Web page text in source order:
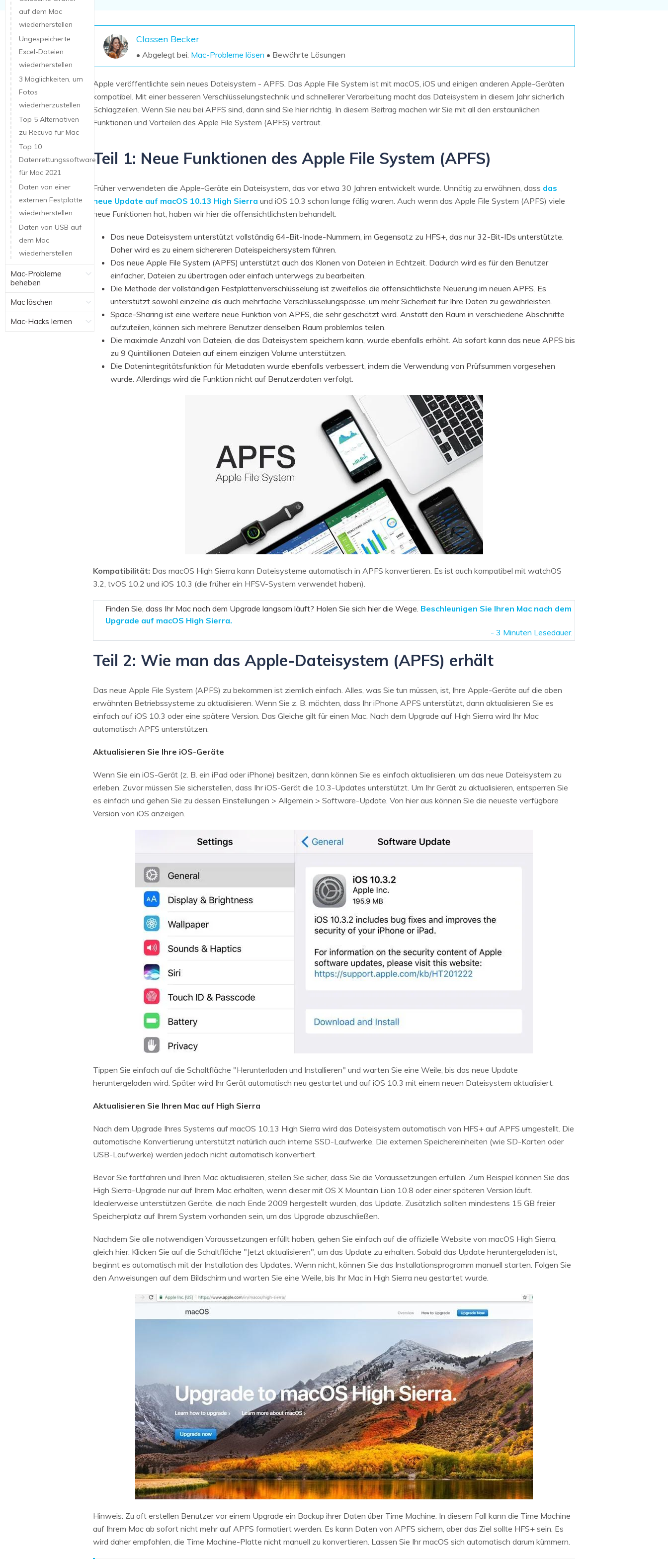
Mac-Papierkorb-Wiederherstellung
Neu
Email-
WiederherstellungWiederherstellung
Datenrettung
Neu
Werkseinstellung
Classen Becker
• Abgelegt bei: Mac-Probleme lösen • Bewährte Lösungen
Apple veröffentlichte sein neues Dateisystem - APFS. Das Apple File System ist mit macOS, iOS und einigen anderen Apple-Geräten
kompatibel. Mit einer besseren Verschlüsselungstechnik und schnellerer Verarbeitung macht das Dateisystem in diesem Jahr sicherlich
Schlagzeilen. Wenn Sie neu bei APFS sind, dann sind Sie hier richtig. In diesem Beitrag machen wir Sie mit all den erstaunlichen
Funktionen und Vorteilen des Apple File System (APFS) vertraut.
Teil 1: Neue Funktionen des Apple File System (APFS)
Früher verwendeten die Apple-Geräte ein Dateisystem, das vor etwa 30 Jahren entwickelt wurde. Unnötig zu erwähnen, dass das
neue Update auf macOS 10.13 High Sierra und iOS 10.3 schon lange fällig waren. Auch wenn das Apple File System (APFS) viele
neue Funktionen hat, haben wir hier die offensichtlichsten behandelt.
Das neue Dateisystem unterstützt vollständig 64-Bit-Inode-Nummern, im Gegensatz zu HFS+, das nur 32-Bit-IDs unterstützte.
Daher wird es zu einem sichereren Dateispeichersystem führen.
Das neue Apple File System (APFS) unterstützt auch das Klonen von Dateien in Echtzeit. Dadurch wird es für den Benutzer
einfacher, Dateien zu übertragen oder einfach unterwegs zu bearbeiten.
Die Methode der vollständigen Festplattenverschlüsselung ist zweifellos die offensichtlichste Neuerung im neuen APFS. Es
unterstützt sowohl einzelne als auch mehrfache Verschlüsselungspässe, um mehr Sicherheit für Ihre Daten zu gewährleisten.
Space-Sharing ist eine weitere neue Funktion von APFS, die sehr geschätzt wird. Anstatt den Raum in verschiedene Abschnitte
aufzuteilen, können sich mehrere Benutzer denselben Raum problemlos teilen.
Die maximale Anzahl von Dateien, die das Dateisystem speichern kann, wurde ebenfalls erhöht. Ab sofort kann das neue APFS bis
zu 9 Quintillionen Dateien auf einem einzigen Volume unterstützen.
Die Datenintegritätsfunktion für Metadaten wurde ebenfalls verbessert, indem die Verwendung von Prüfsummen vorgesehen
wurde. Allerdings wird die Funktion nicht auf Benutzerdaten verfolgt.
Kompatibilität: Das macOS High Sierra kann Dateisysteme automatisch in APFS konvertieren. Es ist auch kompatibel mit watchOS
3.2, tvOS 10.2 und iOS 10.3 (die früher ein HFSV-System verwendet haben).
Finden Sie, dass Ihr Mac nach dem Upgrade langsam läuft? Holen Sie sich hier die Wege. Beschleunigen Sie Ihren Mac nach dem
Upgrade auf macOS High Sierra.
- 3 Minuten Lesedauer.
Teil 2: Wie man das Apple-Dateisystem (APFS) erhält
Das neue Apple File System (APFS) zu bekommen ist ziemlich einfach. Alles, was Sie tun müssen, ist, Ihre Apple-Geräte auf die oben
erwähnten Betriebssysteme zu aktualisieren. Wenn Sie z. B. möchten, dass Ihr iPhone APFS unterstützt, dann aktualisieren Sie es
einfach auf iOS 10.3 oder eine spätere Version. Das Gleiche gilt für einen Mac. Nach dem Upgrade auf High Sierra wird Ihr Mac
automatisch APFS unterstützen.
Aktualisieren Sie Ihre iOS-Geräte
Wenn Sie ein iOS-Gerät (z. B. ein iPad oder iPhone) besitzen, dann können Sie es einfach aktualisieren, um das neue Dateisystem zu
erleben. Zuvor müssen Sie sicherstellen, dass Ihr iOS-Gerät die 10.3-Updates unterstützt. Um Ihr Gerät zu aktualisieren, entsperren Sie
es einfach und gehen Sie zu dessen Einstellungen > Allgemein > Software-Update. Von hier aus können Sie die neueste verfügbare
Version von iOS anzeigen.
Tippen Sie einfach auf die Schaltfläche "Herunterladen und Installieren" und warten Sie eine Weile, bis das neue Update
heruntergeladen wird. Später wird Ihr Gerät automatisch neu gestartet und auf iOS 10.3 mit einem neuen Dateisystem aktualisiert.
Aktualisieren Sie Ihren Mac auf High Sierra
Nach dem Upgrade Ihres Systems auf macOS 10.13 High Sierra wird das Dateisystem automatisch von HFS+ auf APFS umgestellt. Die
automatische Konvertierung unterstützt natürlich auch interne SSD-Laufwerke. Die externen Speichereinheiten (wie SD-Karten oder
USB-Laufwerke) werden jedoch nicht automatisch konvertiert.
Bevor Sie fortfahren und Ihren Mac aktualisieren, stellen Sie sicher, dass Sie die Voraussetzungen erfüllen. Zum Beispiel können Sie das
High Sierra-Upgrade nur auf Ihrem Mac erhalten, wenn dieser mit OS X Mountain Lion 10.8 oder einer späteren Version läuft.
Idealerweise unterstützen Geräte, die nach Ende 2009 hergestellt wurden, das Update. Zusätzlich sollten mindestens 15 GB freier
Speicherplatz auf Ihrem System vorhanden sein, um das Upgrade abzuschließen.
Nachdem Sie alle notwendigen Voraussetzungen erfüllt haben, gehen Sie einfach auf die offizielle Website von macOS High Sierra,
gleich hier. Klicken Sie auf die Schaltfläche "Jetzt aktualisieren", um das Update zu erhalten. Sobald das Update heruntergeladen ist,
beginnt es automatisch mit der Installation des Updates. Wenn nicht, können Sie das Installationsprogramm manuell starten. Folgen Sie
den Anweisungen auf dem Bildschirm und warten Sie eine Weile, bis Ihr Mac in High Sierra neu gestartet wurde.
Hinweis: Zu oft erstellen Benutzer vor einem Upgrade ein Backup ihrer Daten über Time Machine. In diesem Fall kann die Time Machine
auf Ihrem Mac ab sofort nicht mehr auf APFS formatiert werden. Es kann Daten von APFS sichern, aber das Ziel sollte HFS+ sein. Es
wird daher empfohlen, die Time Machine-Platte nicht manuell zu konvertieren. Lassen Sie Ihr macOS sich automatisch darum kümmern.
auf dem Mac
wiederherstellen
Ungespeicherte
Excel-Dateien
wiederherstellen
3 Möglichkeiten, um
Fotos
wiederherzustellen
Top 5 Alternativen
zu Recuva für Mac
Top 10
Datenrettungssoftware
für Mac 2021
Daten von einer
externen Festplatte
wiederherstellen
Daten von USB auf
dem Mac
wiederherstellen
Mac-Probleme
beheben
Mac löschen
Mac-Hacks lernen